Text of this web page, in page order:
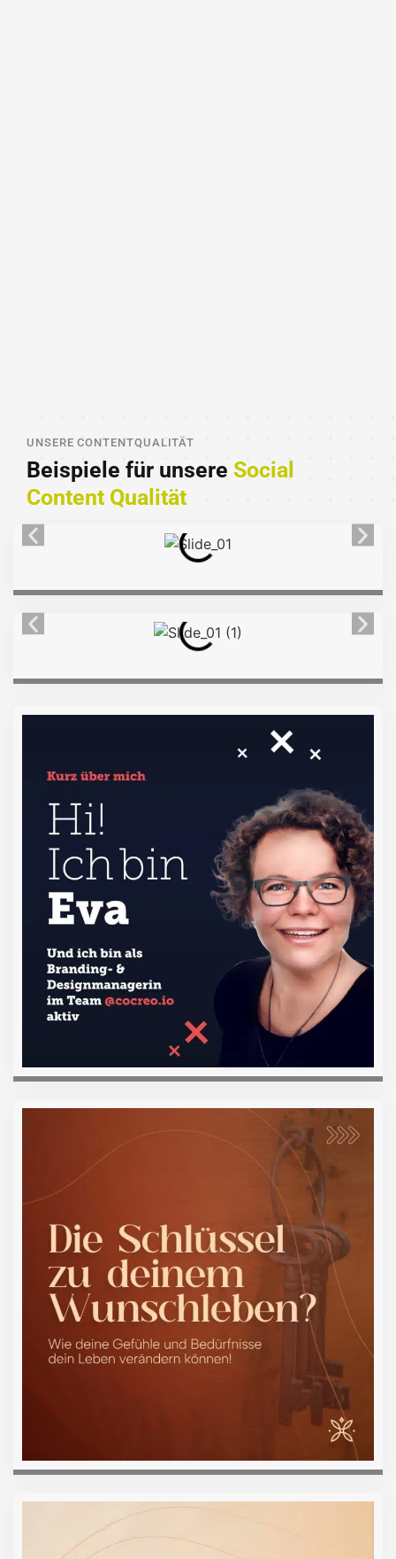
UNSERE CONTENTQUALITÄT
Beispiele für unsere Social
Content Qualität